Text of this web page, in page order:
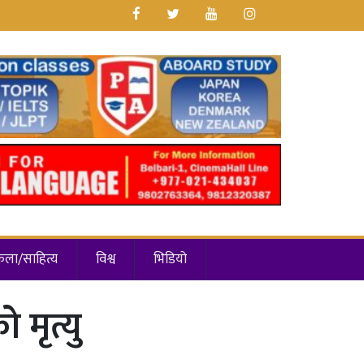
साहित्य विश्व भिडियो
मृत्यु